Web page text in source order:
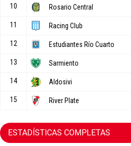
ESTADÍSTICAS COMPLETAS